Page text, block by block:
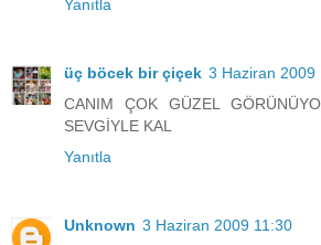
Yanıtla
üç böcek bir çiçek 3 Haziran 2009
CANIM ÇOK GÜZEL
SEVGİYLE KAL
Yanıtla
Unknown 3 Haziran 2009 11:30